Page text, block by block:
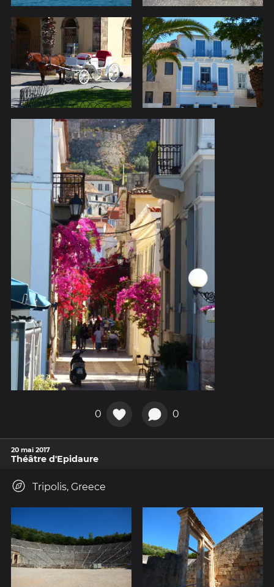
0 0
20 mai 2017
Théâtre d'Epidaure
Tripolis, Greece